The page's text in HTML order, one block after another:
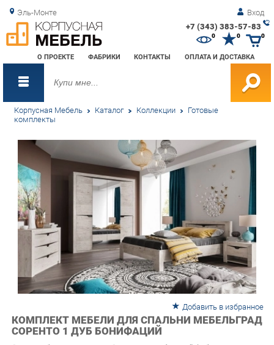
Эль-Монте Вход
+7 (343) 383-57-83
О ПРОЕКТЕ ФАБРИКИ КОНТАКТЫ ОПЛАТА И ДОСТАВКА
0 0
Корпусная Мебель Каталог Коллекции Готовые
комплекты
Добавить в избранное
КОМПЛЕКТ МЕБЕЛИ ДЛЯ СПАЛЬНИ МЕБЕЛЬГРАД
СОРЕНТО 1 ДУБ БОНИФАЦИЙ
Серия мебели для спальни Соренто от мебельной фабрики